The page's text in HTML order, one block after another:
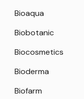
Bioaqua
Biobotanic
Biocosmetics
Bioderma
Biofarm